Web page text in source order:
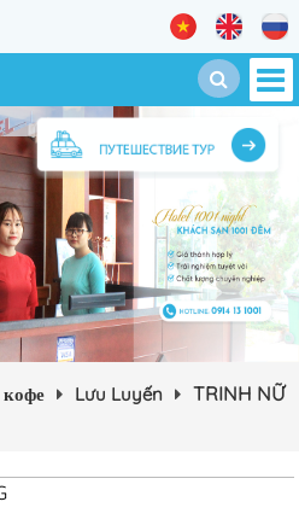
кофе Lưu Luyến
TRINH NỮ